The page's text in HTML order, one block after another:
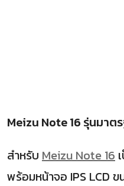
Meizu Note 16 รุ่นมาต
สำหรับ Meizu Note 16
พร้อมหน้าจอ IPS LCD